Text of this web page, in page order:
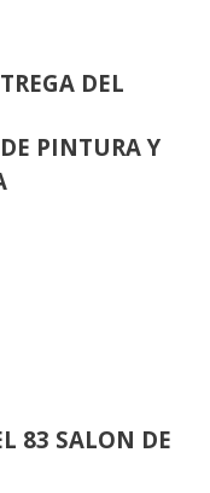
DEL
PINTURA Y
83 SALON DE